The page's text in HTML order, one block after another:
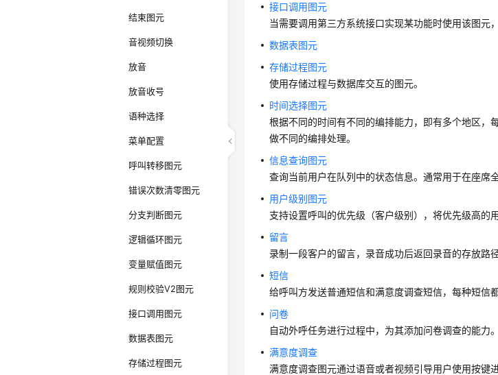
结束图元
音视频切换
放音
放音收号
语种选择
菜单配置
呼叫转移图元
错误次数清零图元
分支判断图元
逻辑循环图元
变量赋值图元
规则校验V2图元
接口调用图元
数据表图元
存储过程图元
接口调用图元
当需要调用第三方系统接口实现某功能时使用该图元
数据表图元
存储过程图元
使用存储过程与数据库交互的图元。
时间选择图元
根据不同的时间有不同的编排能力，即有多个地区，
做不同的编排处理。
信息查询图元
查询当前用户在队列中的状态信息。通常用于在座席
用户级别图元
支持设置呼叫的优先级（客户级别），将优先级高的
留言
录制一段客户的留言，录音成功后返回录音的存放路径
短信
给呼叫方发送普通短信和满意度调查短信，每种短信
问卷
自动外呼任务进行过程中，为其添加问卷调查的能力。
满意度调查
满意度调查图元通过语音或者视频引导用户使用按键